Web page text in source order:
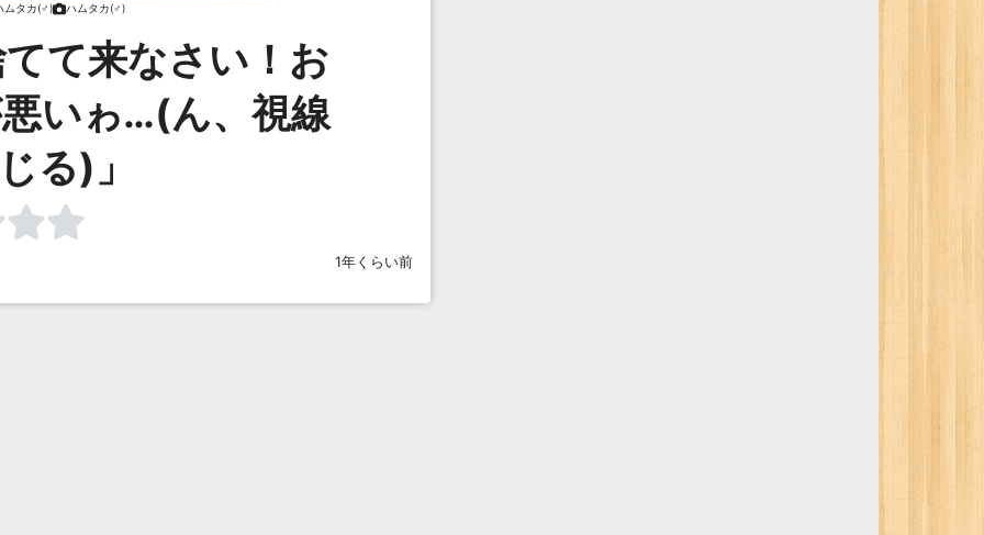
ムタカ(♂) ハムタカ(♂)
て来なさい！お
いゎ…(ん、視線
る)」
1年くらい前